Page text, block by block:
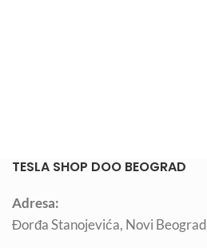
TESLA SHOP DOO BEOGRAD
Adresa:
Đorđa Stanojevića, Novi Beograd